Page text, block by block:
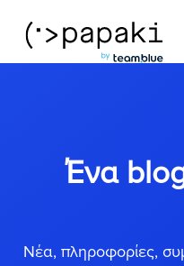
Ένα
Νέα, πληροφορίες,